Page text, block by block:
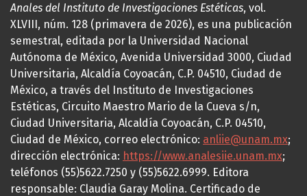
Anales del Instituto de Investigaciones Estéticas, vol.
XLVIII, núm. 128 (primavera de 2026), es una publicación
semestral, editada por la Universidad Nacional
Autónoma de México, Avenida Universidad 3000, Ciudad
Universitaria, Alcaldía Coyoacán, C.P. 04510, Ciudad de
México, a través del Instituto de Investigaciones
Estéticas, Circuito Maestro Mario de la Cueva s/n,
Ciudad Universitaria, Alcaldía Coyoacán, C.P. 04510,
Ciudad de México, correo electrónico: anliie@unam.mx;
dirección electrónica: https://www.analesiie.unam.mx;
teléfonos (55)5622.7250 y (55)5622.6999. Editora
responsable: Claudia Garay Molina. Certificado de